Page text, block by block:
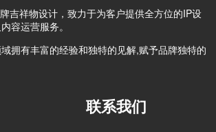
吉祥物设计，致力于为客户提供全方位的IP设
容运营服务。
拥有丰富的经验和独特的见解,赋予品牌独特的
联系我们